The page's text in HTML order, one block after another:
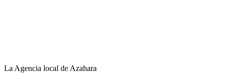
La Agencia local de Azahara